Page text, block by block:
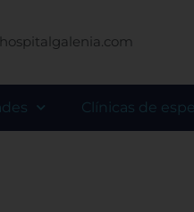
Clínicas de